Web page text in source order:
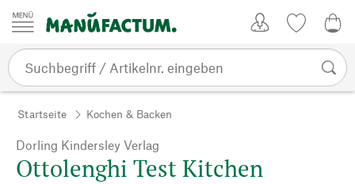
Zum Inhalt springen
Startseite Kochen & Backen
Dorling Kindersley Verlag
Ottolenghi Test Kitchen